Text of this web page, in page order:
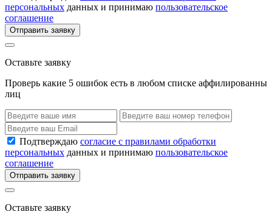
персональных данных и принимаю пользовательское
соглашение
Отправить заявку
Оставьте заявку
Проверь какие 5 ошибок есть в любом списке аффилированны
лиц
Подтверждаю согласие с правилами обработки
персональных данных и принимаю пользовательское
соглашение
Отправить заявку
Оставьте заявку